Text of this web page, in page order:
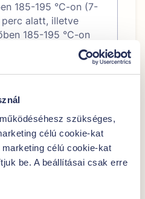
szükséges,
célú cookie-kat
célú cookie-kat
be. A beállításai csak erre
185-195 °C-on (7-
alatt, illetve
185-195 °C-on
a kívánt színűre.
sütési hő-mérséklet
lehet.
elérése
sütés előtt
helyen,
20-30 percig.